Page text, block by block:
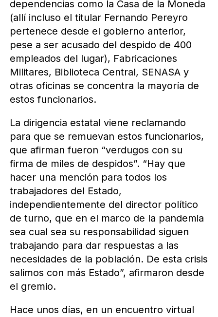
dependencias como la Casa de la Moneda
(allí incluso el titular Fernando Pereyro
pertenece desde el gobierno anterior,
pese a ser acusado del despido de 400
empleados del lugar), Fabricaciones
Militares, Biblioteca Central, SENASA y
otras oficinas se concentra la mayoría de
estos funcionarios.
La dirigencia estatal viene reclamando
para que se remuevan estos funcionarios,
que afirman fueron “verdugos con su
firma de miles de despidos”. “Hay que
hacer una mención para todos los
trabajadores del Estado,
independientemente del director político
de turno, que en el marco de la pandemia
sea cual sea su responsabilidad siguen
trabajando para dar respuestas a las
necesidades de la población. De esta crisis
salimos con más Estado”, afirmaron desde
el gremio.
Hace unos días, en un encuentro virtual